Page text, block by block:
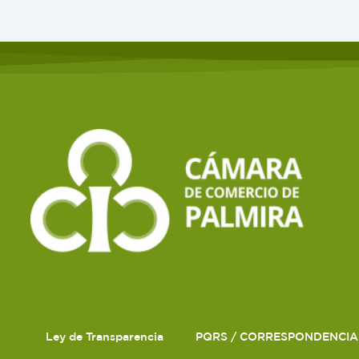
Ley de Transparencia PQRS / CORRESPONDENCIA